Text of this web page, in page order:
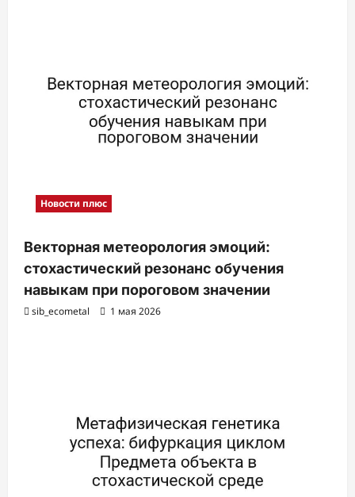
Новости плюс
Векторная метеорология эмоций:
стохастический резонанс обучения
навыкам при пороговом значении
sib_ecometal 1 мая 2026